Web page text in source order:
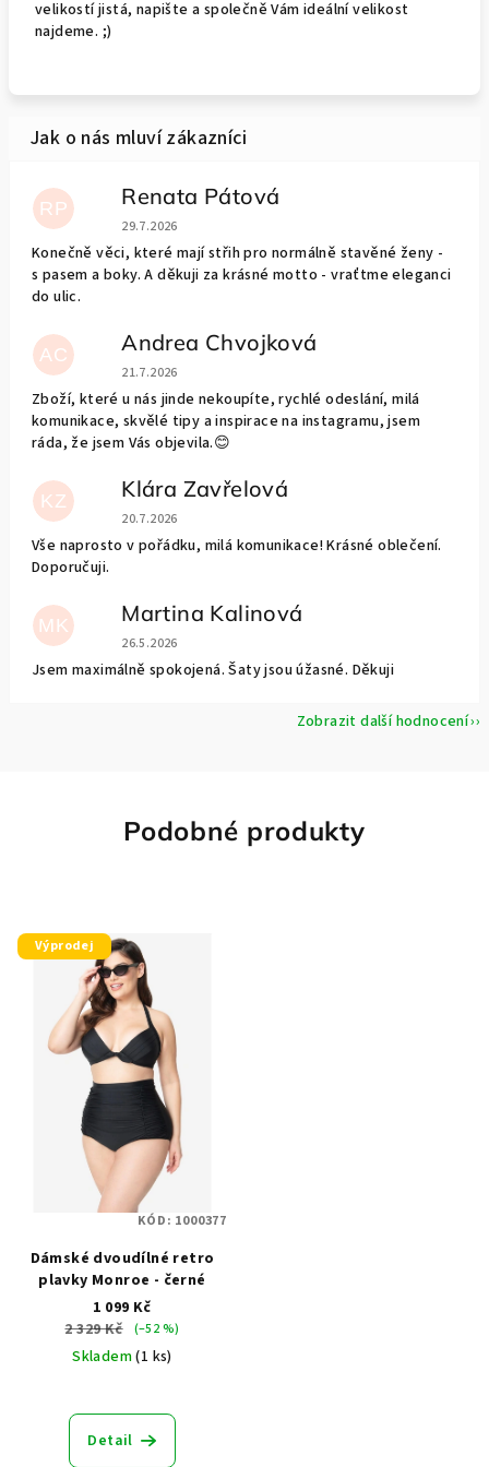
velikostí jistá, napište a společně Vám ideální velikost
najdeme. ;)
RP Renata Pátová
Hodnocení obchodu je 5 z 5 hvězdiček.
29.7.2026
Konečně věci, které mají střih pro normálně stavěné ženy -
s pasem a boky. A děkuji za krásné motto - vraťtme eleganci
do ulic.
AC Andrea Chvojková
Hodnocení obchodu je 5 z 5 hvězdiček.
21.7.2026
Zboží, které u nás jinde nekoupíte, rychlé odeslání, milá
komunikace, skvělé tipy a inspirace na instagramu, jsem
ráda, že jsem Vás objevila.😊
KZ Klára Zavřelová
Hodnocení obchodu je 5 z 5 hvězdiček.
20.7.2026
Vše naprosto v pořádku, milá komunikace! Krásné oblečení.
Doporučuji.
MK Martina Kalinová
Hodnocení obchodu je 5 z 5 hvězdiček.
26.5.2026
Jsem maximálně spokojená. Šaty jsou úžasné. Děkuji
Zobrazit další hodnocení
Podobné produkty
Výprodej
Dámské dvoudílné retro
plavky Monroe - černé
1 099 Kč
2 329 Kč
(–52 %)
Skladem(1 ks)
hodnocení
produktu
Detail
KÓD: 1000377